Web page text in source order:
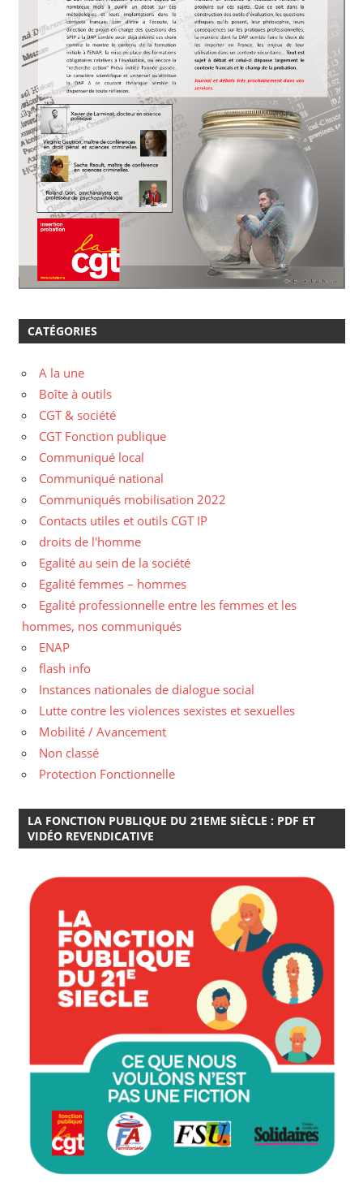
CATÉGORIES
A la une
Boîte à outils
CGT & société
CGT Fonction publique
Communiqué local
Communiqué national
Communiqués mobilisation 2022
Contacts utiles et outils CGT IP
droits de l'homme
Egalité au sein de la société
Egalité femmes – hommes
Egalité professionnelle entre les femmes et les
hommes, nos communiqués
ENAP
flash info
Instances nationales de dialogue social
Lutte contre les violences sexistes et sexuelles
Mobilité / Avancement
Non classé
Protection Fonctionnelle
LA FONCTION PUBLIQUE DU 21EME SIÈCLE : PDF ET
VIDÉO REVENDICATIVE